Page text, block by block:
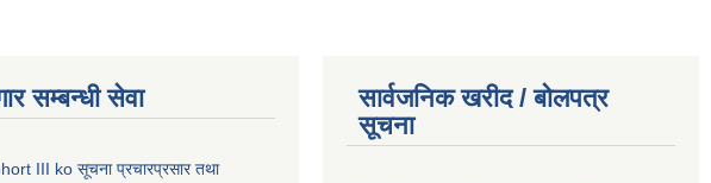
सम्बन्धी सेवा
III ko सूचना प्रचारप्रसार तथा
सार्वजनिक खरीद / बोलपत्र
सूचना